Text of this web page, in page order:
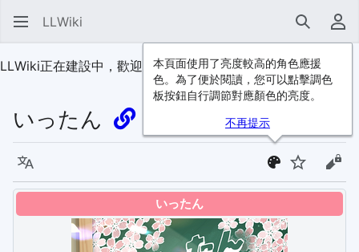
LLWiki 搜尋 使
LLWiki正在建設中，歡迎 加入我們！
いったん
語言 監視 檢
いったん
本頁面使用了亮度較高的角色應援
色。為了便於閱讀，您可以點擊調色
板按鈕自行調節對應顏色的亮度。
不再提示